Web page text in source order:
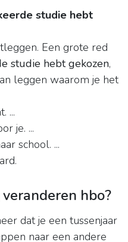
studie hebt
Een grote red
studie hebt gekozen,
leggen waarom je het
...
je. ...
school. ...
hbo?
dat je een tussenjaar
naar een andere